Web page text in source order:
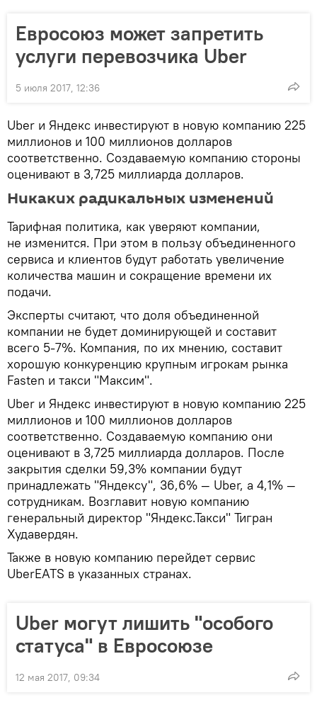
Евросоюз может запретить
услуги перевозчика Uber
5 июля 2017, 12:36
Uber и Яндекс инвестируют в новую компанию 225
миллионов и 100 миллионов долларов
соответственно. Создаваемую компанию стороны
оценивают в 3,725 миллиарда долларов.
Никаких радикальных изменений
Тарифная политика, как уверяют компании,
не изменится. При этом в пользу объединенного
сервиса и клиентов будут работать увеличение
количества машин и сокращение времени их
подачи.
Эксперты считают, что доля объединенной
компании не будет доминирующей и составит
всего 5-7%. Компания, по их мнению, составит
хорошую конкуренцию крупным игрокам рынка
Fasten и такси "Максим".
Uber и Яндекс инвестируют в новую компанию 225
миллионов и 100 миллионов долларов
соответственно. Создаваемую компанию они
оценивают в 3,725 миллиарда долларов. После
закрытия сделки 59,3% компании будут
принадлежать "Яндексу", 36,6% — Uber, а 4,1% —
сотрудникам. Возглавит новую компанию
генеральный директор "Яндекс.Такси" Тигран
Худавердян.
Также в новую компанию перейдет сервис
UberEATS в указанных странах.
Uber могут лишить "особого
статуса" в Евросоюзе
12 мая 2017, 09:34